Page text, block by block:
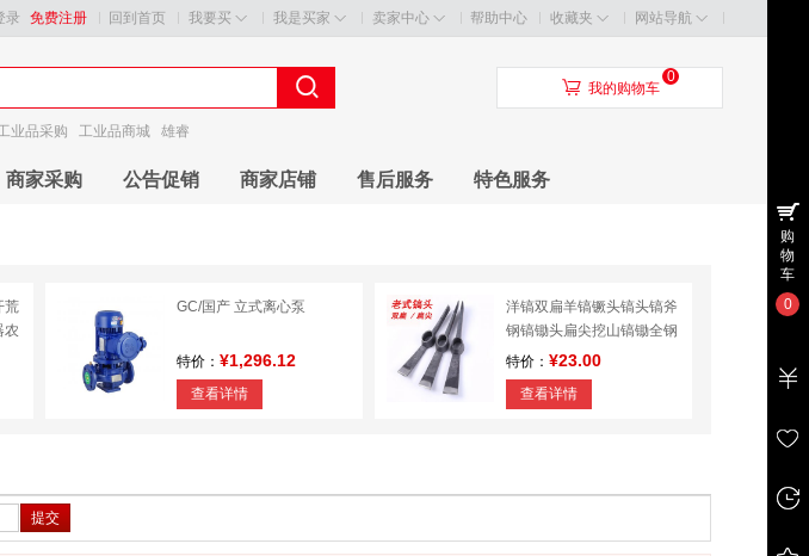
回到首页 我要买 我是买家 卖家中心 帮助中心 收藏夹 网站导航
录 免费注册
业品采购 工业品商城 雄睿
󰃦 我的购物车
0
商家采购 公告促销 商家店铺 售后服务 特色服务
荒
农
GC/国产 立式离心泵
特价： ¥1,296.12
查看详情
洋镐双扁羊镐镢头镐头镐斧
钢镐锄头扁尖挖山镐锄全钢
纯钢
特价： ¥23.00
查看详情
提交
购
物
车
0